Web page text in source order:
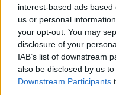
interest-based ads
us or personal
your opt-out. You may
disclosure of your
IAB’s list of downstream
also be disclosed by us
Downstream Participants
#influenza
#orvosmeteorológia
#pajzsmirigy #reflux
Regisztráció